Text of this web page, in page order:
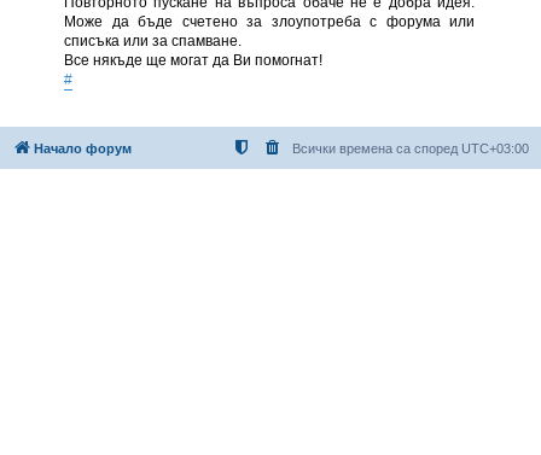
Може да бъде счетено за злоупотреба с форума или
списъка или за спамване.
Все някъде ще могат да Ви помогнат!
#
Начало форум Всички времена са според UTC+03:00